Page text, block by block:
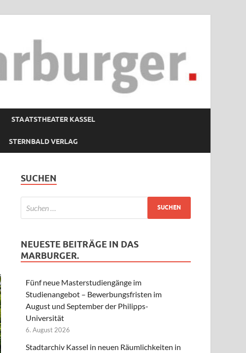
STAATSTHEATER KASSEL
STERNBALD VERLAG
SUCHEN
NEUESTE BEITRÄGE IN DAS
MARBURGER.
Fünf neue Masterstudiengänge im
Studienangebot – Bewerbungsfristen im
August und September der Philipps-
Universität
6. August 2026
Stadtarchiv Kassel in neuen Räumlichkeiten in